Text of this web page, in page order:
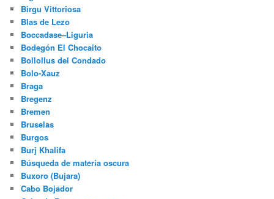
Birgu Vittoriosa
Blas de Lezo
Boccadase–Liguria
Bodegón El Chocaito
Bollollus del Condado
Bolo-Xauz
Braga
Bregenz
Bremen
Bruselas
Burgos
Burj Khalifa
Búsqueda de materia oscura
Buxoro (Bujara)
Cabo Bojador